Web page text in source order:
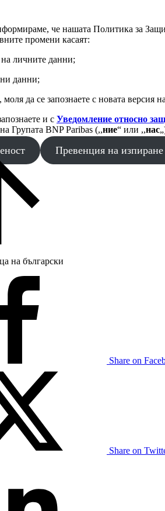
че нашата Политика за
промени касаят:
личните данни;
данни;
да се запознаете с новата версия
и с Уведомление относно
Групата BNP Paribas (,,ние“ или ,,нас
Превенция на
на български
Share on
Share on